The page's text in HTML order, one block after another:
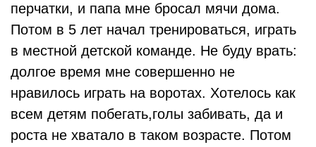
перчатки, и папа мне бросал мячи дома.
Потом в 5 лет начал тренироваться, играть
в местной детской команде. Не буду врать:
долгое время мне совершенно не
нравилось играть на воротах. Хотелось как
всем детям побегать,голы забивать, да и
роста не хватало в таком возрасте. Потом